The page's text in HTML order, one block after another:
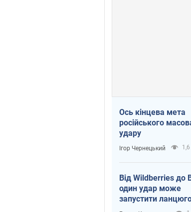
Ось кінцева мета
російського
удару
Ігор Чернецький 1,6
Від Wildberries до
один удар може
запустити
реакцію в Росії